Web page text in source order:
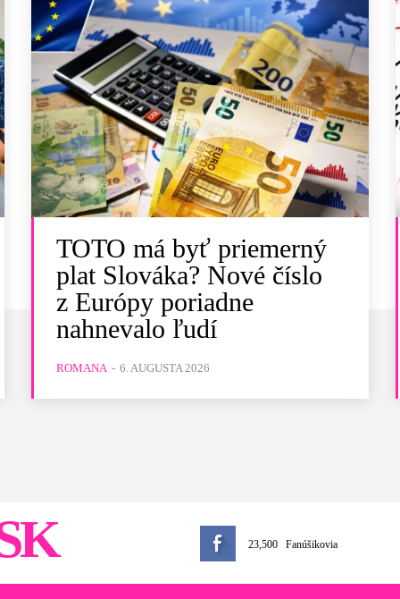
TOTO má byť priemerný
plat Slováka? Nové číslo
z Európy poriadne
nahnevalo ľudí
ROMANA - 6. AUGUSTA 2026
23,500 Fanúšikovia